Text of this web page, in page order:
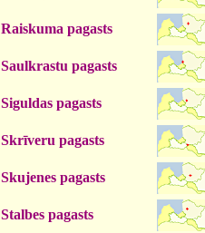
Raiskuma pagasts
Saulkrastu pagasts
Siguldas pagasts
Skrīveru pagasts
Skujenes pagasts
Stalbes pagasts